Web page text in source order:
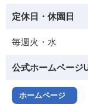
定休日・休園日
毎週火・水
公式ホームページ
ホームページ